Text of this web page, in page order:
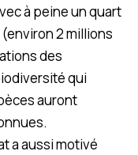
à peine un quart
2 millions
des
qui
auront
a aussi motivé